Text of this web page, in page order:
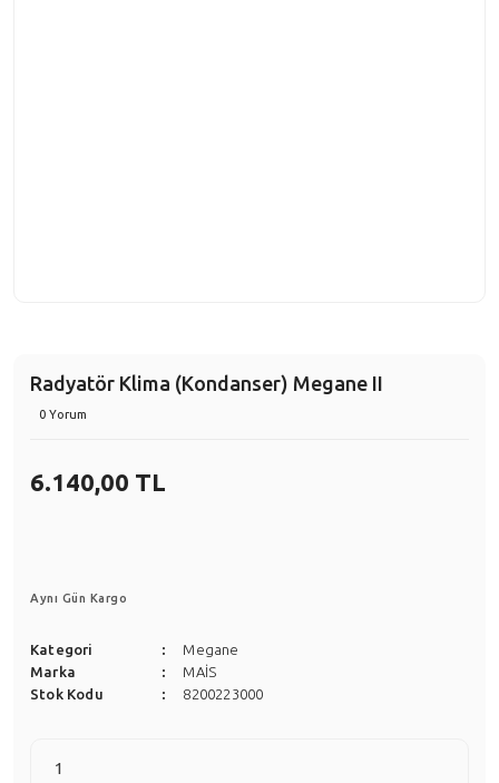
Radyatör Klima (Kondanser) Megane II
0 Yorum
6.140,00 TL
Aynı Gün Kargo
Kategori
Megane
Marka
MAİS
Stok Kodu
8200223000